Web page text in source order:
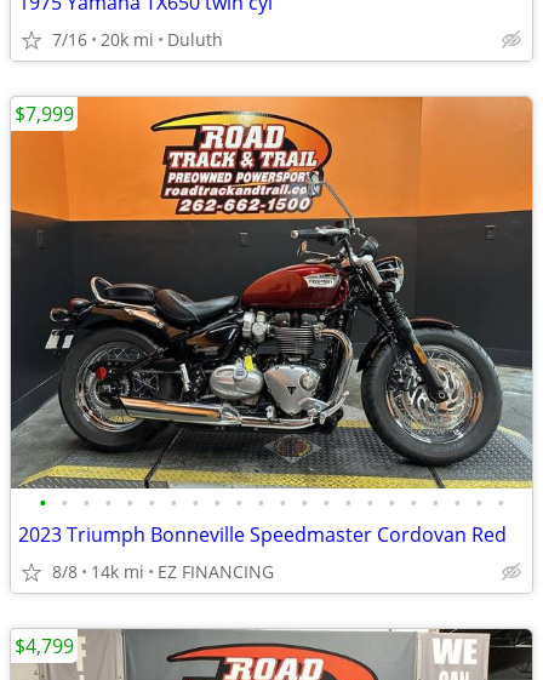
7/16 20k mi Duluth
• • • • • • • • • • • • • • • • • • • • • •
2023 Triumph Bonneville Speedmaster Cordovan Red
8/8 14k mi EZ FINANCING
$7,999
$4,799